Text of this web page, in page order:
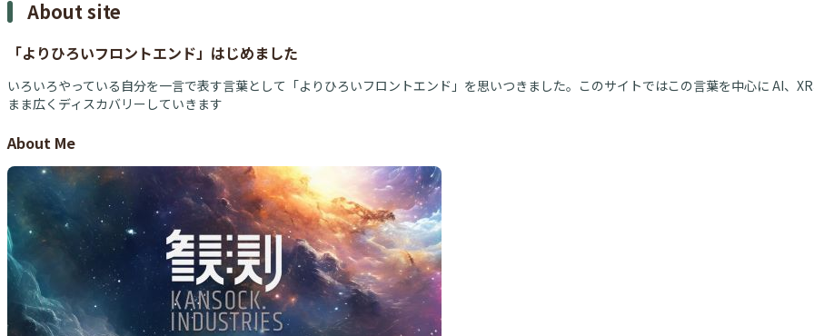
About site
「よりひろいフロントエンド」はじめました
いろいろやっている自分を一言で表す言葉として「よりひろいフロントエンド」を思いつきました。このサイトではこの言葉を中心に AI、
まま広くディスカバリーしていきます
About Me